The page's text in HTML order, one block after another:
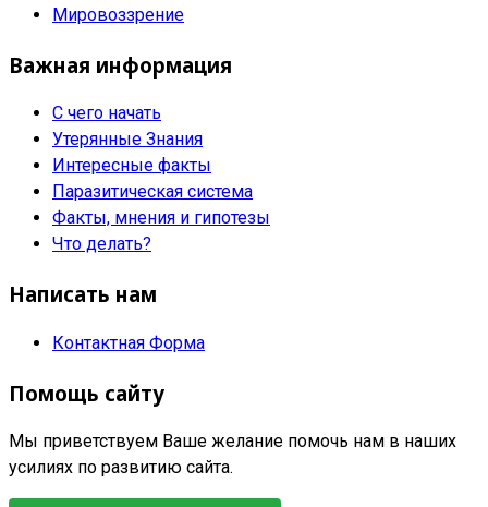
Мировоззрение
Важная информация
С чего начать
Утерянные Знания
Интересные факты
Паразитическая система
Факты, мнения и гипотезы
Что делать?
Написать нам
Контактная Форма
Помощь сайту
Мы приветствуем Ваше желание помочь нам в наших
усилиях по развитию сайта.